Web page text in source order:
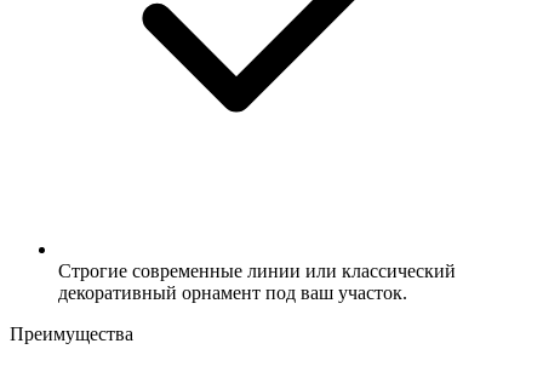
Строгие современные линии или классический
декоративный орнамент под ваш участок.
Преимущества